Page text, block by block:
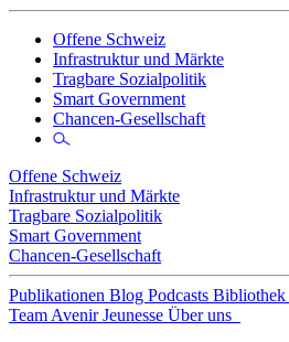
Offene Schweiz
Infrastruktur und Märkte
Tragbare Sozialpolitik
Smart Government
Chancen-Gesellschaft
Offene Schweiz
Infrastruktur und Märkte
Tragbare Sozialpolitik
Smart Government
Chancen-Gesellschaft
Publikationen Blog Podcasts Bibliothek
Team Avenir Jeunesse Über uns